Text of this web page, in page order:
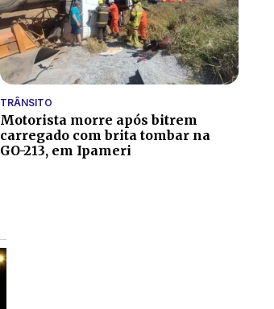
TRÂNSITO
Motorista morre após bitrem
carregado com brita tombar na
GO-213, em Ipameri